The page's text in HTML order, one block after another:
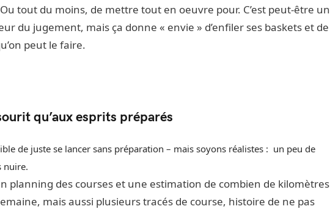
tout du moins, de mettre tout en oeuvre pour. C’est peut-être un
du jugement, mais ça donne « envie » d’enfiler ses baskets et de
peut le faire.
qu’aux esprits préparés
de juste se lancer sans préparation – mais soyons réalistes : un peu de
nuire.
planning des courses et une estimation de combien de kilomètres
mais aussi plusieurs tracés de course, histoire de ne pas